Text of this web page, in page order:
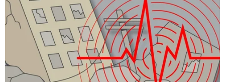
(Vietnam+)